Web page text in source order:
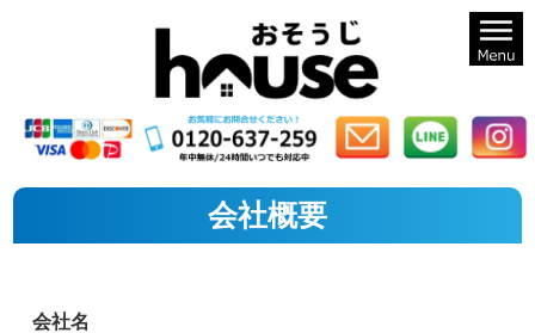
会社概要
会社名